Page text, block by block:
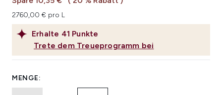
Erhalte 41 Punkte
Trete dem Treueprogramm bei
2760,00 € pro L
MENGE: